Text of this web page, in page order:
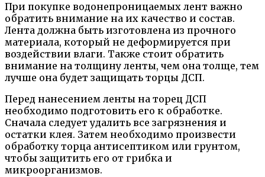
При покупке водонепроницаемых лент важно
обратить внимание на их качество и состав.
Лента должна быть изготовлена из прочного
материала, который не деформируется при
воздействии влаги. Также стоит обратить
внимание на толщину ленты, чем она толще, тем
лучше она будет защищать торцы ДСП.
Перед нанесением ленты на торец ДСП
необходимо подготовить его к обработке.
Сначала следует удалить все загрязнения и
остатки клея. Затем необходимо произвести
обработку торца антисептиком или грунтом,
чтобы защитить его от грибка и
микроорганизмов.